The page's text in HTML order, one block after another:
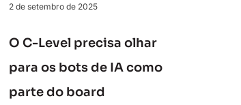
2 de setembro de 2025
O C-Level precisa olhar
para os bots de IA como
parte do board